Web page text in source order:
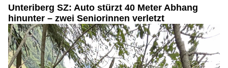
Unteriberg SZ: Auto stürzt 40 Meter Abhang
hinunter – zwei Seniorinnen verletzt